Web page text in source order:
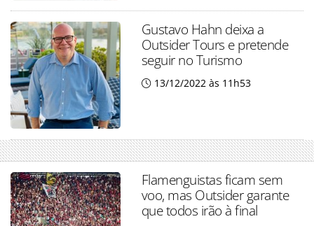
Gustavo Hahn deixa a
Outsider Tours e pretende
seguir no Turismo
13/12/2022 às 11h53
Flamenguistas ficam sem
voo, mas Outsider garante
que todos irão à final